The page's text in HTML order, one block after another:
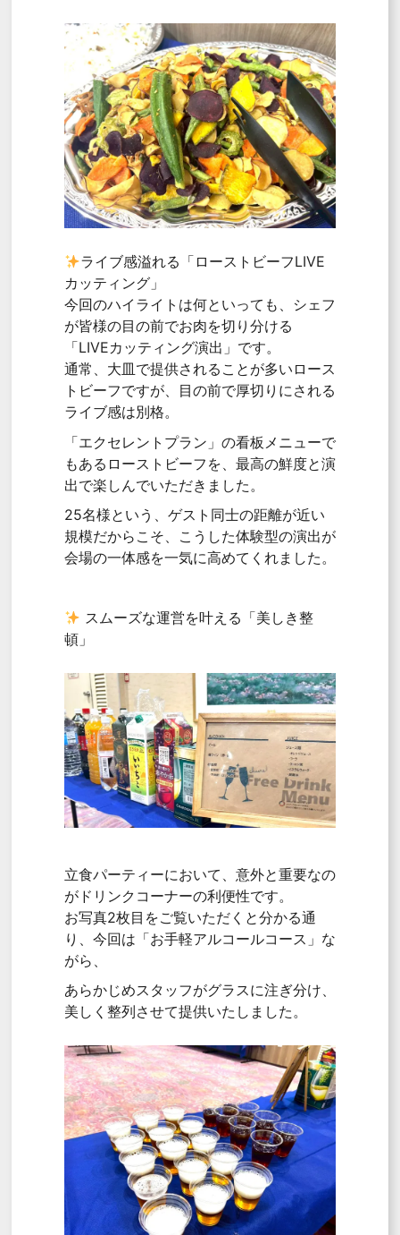
ライブ感溢れる「ローストビーフLIVE
カッティング」
今回のハイライトは何といっても、シェフ
が皆様の目の前でお肉を切り分ける
「LIVEカッティング演出」です。
通常、大皿で提供されることが多いロース
トビーフですが、目の前で厚切りにされる
ライブ感は別格。
「エクセレントプラン」の看板メニューで
もあるローストビーフを、最高の鮮度と演
出で楽しんでいただきました。
25名様という、ゲスト同士の距離が近い
規模だからこそ、こうした体験型の演出が
会場の一体感を一気に高めてくれました。
スムーズな運営を叶える「美しき整
頓」
立食パーティーにおいて、意外と重要なの
がドリンクコーナーの利便性です。
お写真2枚目をご覧いただくと分かる通
り、今回は「お手軽アルコールコース」な
がら、
あらかじめスタッフがグラスに注ぎ分け、
美しく整列させて提供いたしました。